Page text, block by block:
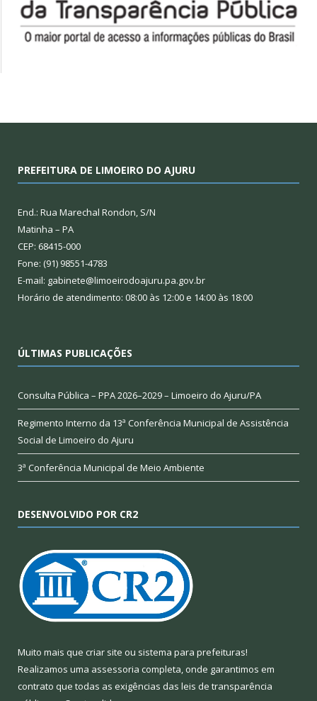
PREFEITURA DE LIMOEIRO DO AJURU
End.: Rua Marechal Rondon, S/N
Matinha – PA
CEP: 68415-000
Fone: (91) 98551-4783
E-mail: gabinete@limoeirodoajuru.pa.gov.br
Horário de atendimento: 08:00 às 12:00 e 14:00 às 18:00
ÚLTIMAS PUBLICAÇÕES
Consulta Pública – PPA 2026–2029 – Limoeiro do Ajuru/PA
Regimento Interno da 13ª Conferência Municipal de Assistência
Social de Limoeiro do Ajuru
3ª Conferência Municipal de Meio Ambiente
DESENVOLVIDO POR CR2
Muito mais que criar site ou sistema para prefeituras!
Realizamos uma assessoria completa, onde garantimos em
contrato que todas as exigências das leis de transparência